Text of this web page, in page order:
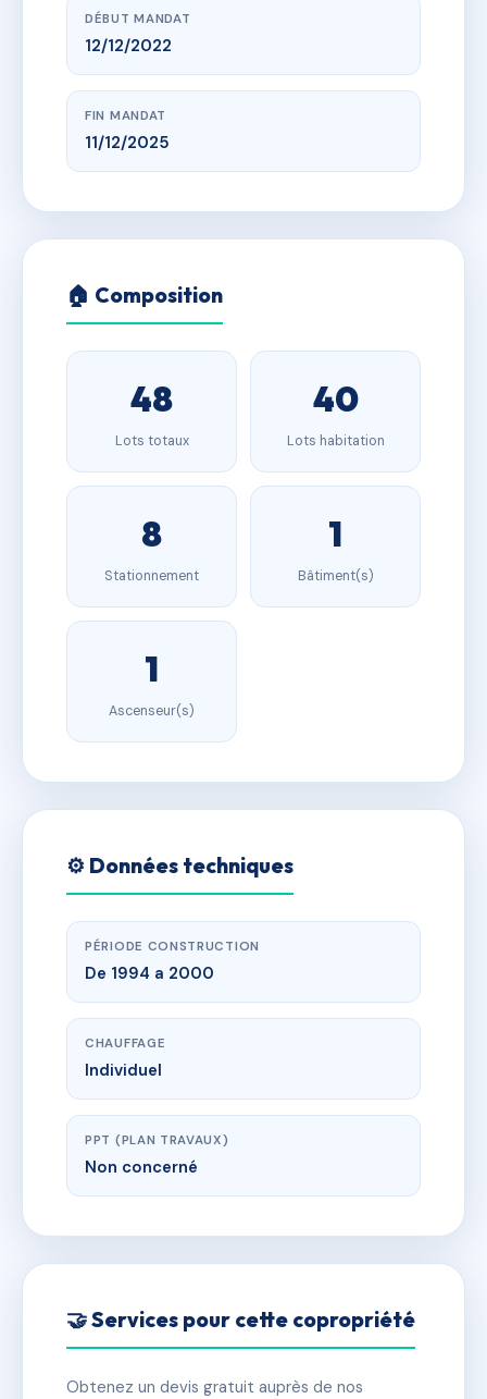
DÉBUT MANDAT
12/12/2022
FIN MANDAT
11/12/2025
🏠 Composition
48
Lots totaux
40
Lots habitation
8
Stationnement
1
Bâtiment(s)
1
Ascenseur(s)
⚙️ Données techniques
PÉRIODE CONSTRUCTION
De 1994 a 2000
CHAUFFAGE
Individuel
PPT (PLAN TRAVAUX)
Non concerné
🤝 Services pour cette copropriété
Obtenez un devis gratuit auprès de nos